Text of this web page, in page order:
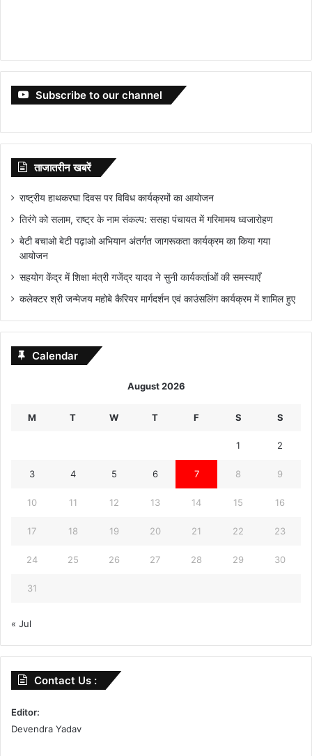
Subscribe to our channel
ताजातरीन खबरें
राष्ट्रीय हाथकरघा दिवस पर विविध कार्यक्रमों का आयोजन
तिरंगे को सलाम, राष्ट्र के नाम संकल्प: ससहा पंचायत में गरिमामय ध्वजारोहण
बेटी बचाओ बेटी पढ़ाओ अभियान अंतर्गत जागरूकता कार्यक्रम का किया गया
आयोजन
सहयोग केंद्र में शिक्षा मंत्री गजेंद्र यादव ने सुनी कार्यकर्ताओं की समस्याएँ
कलेक्टर श्री जन्मेजय महोबे कैरियर मार्गदर्शन एवं काउंसलिंग कार्यक्रम में शामिल हुए
Calendar
August 2026
M T W T F S S
1 2
3 4 5 6 7 8 9
10 11 12 13 14 15 16
17 18 19 20 21 22 23
24 25 26 27 28 29 30
31
« Jul
Contact Us :
Editor:
Devendra Yadav